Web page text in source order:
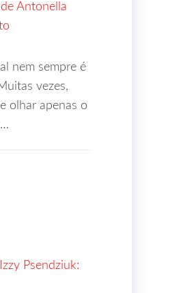
Antonella
nem sempre é
vezes,
olhar apenas o
Psendziuk: